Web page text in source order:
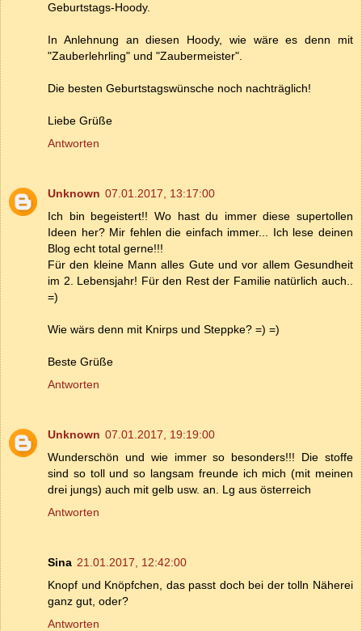
Geburtstags-Hoody.
In Anlehnung an diesen Hoody, wie wäre es denn mit
"Zauberlehrling" und "Zaubermeister".
Die besten Geburtstagswünsche noch nachträglich!
Liebe Grüße
Antworten
Unknown 07.01.2017, 13:17:00
Ich bin begeistert!! Wo hast du immer diese supertollen
Ideen her? Mir fehlen die einfach immer... Ich lese deinen
Blog echt total gerne!!!
Für den kleine Mann alles Gute und vor allem Gesundheit
im 2. Lebensjahr! Für den Rest der Familie natürlich auch..
=)
Wie wärs denn mit Knirps und Steppke? =) =)
Beste Grüße
Antworten
Unknown 07.01.2017, 19:19:00
Wunderschön und wie immer so besonders!!! Die stoffe
sind so toll und so langsam freunde ich mich (mit meinen
drei jungs) auch mit gelb usw. an. Lg aus österreich
Antworten
Sina 21.01.2017, 12:42:00
Knopf und Knöpfchen, das passt doch bei der tolln Näherei
ganz gut, oder?
Antworten